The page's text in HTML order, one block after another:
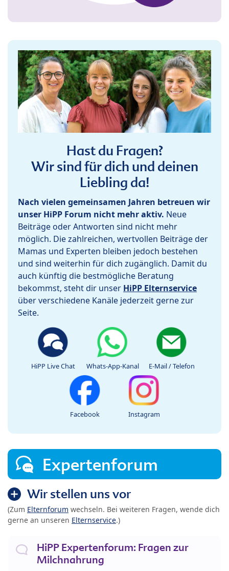
Hast du Fragen?
Wir sind für dich und deinen
Liebling da!
Nach vielen gemeinsamen Jahren betreuen wir
unser HiPP Forum nicht mehr aktiv. Neue
Beiträge oder Antworten sind nicht mehr
möglich. Die zahlreichen, wertvollen Beiträge der
Mamas und Experten bleiben jedoch bestehen
und sind weiterhin für dich zugänglich. Damit du
auch künftig die bestmögliche Beratung
bekommst, steht dir unser HiPP Elternservice
über verschiedene Kanäle jederzeit gerne zur
Seite.
HiPP Live Chat Whats-App-Kanal E-Mail / Telefon
Facebook Instagram
Expertenforum
Wir stellen uns vor
(Zum Elternforum wechseln. Bei weiteren Fragen, wende dich
gerne an unseren Elternservice.)
HiPP Expertenforum: Fragen zur
Milchnahrung